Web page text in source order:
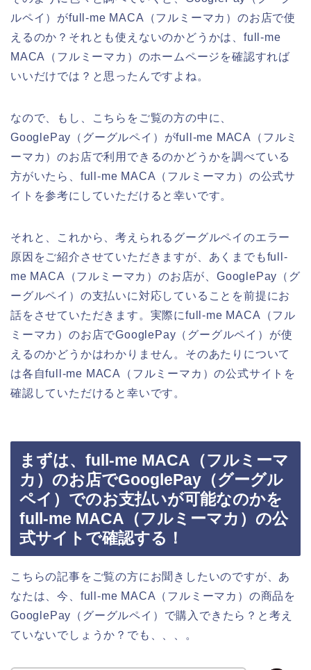
ルペイ）がfull-me MACA（フルミーマカ）のお店で使
えるのか？それとも使えないのかどうかは、full-me
MACA（フルミーマカ）のホームページを確認すれば
いいだけでは？と思ったんですよね。
なので、もし、こちらをご覧の方の中に、
GooglePay（グーグルペイ）がfull-me MACA（フルミ
ーマカ）のお店で利用できるのかどうかを調べている
方がいたら、full-me MACA（フルミーマカ）の公式サ
イトを参考にしていただけると幸いです。
それと、これから、考えられるグーグルペイのエラー
原因をご紹介させていただきますが、あくまでもfull-
me MACA（フルミーマカ）のお店が、GooglePay（グ
ーグルペイ）の支払いに対応していることを前提にお
話をさせていただきます。実際にfull-me MACA（フル
ミーマカ）のお店でGooglePay（グーグルペイ）が使
えるのかどうかはわかりません。そのあたりについて
は各自full-me MACA（フルミーマカ）の公式サイトを
確認していただけると幸いです。
まずは、full-me MACA（フルミーマ
カ）のお店でGooglePay（グーグル
ペイ）でのお支払いが可能なのかを
full-me MACA（フルミーマカ）の公
式サイトで確認する！
こちらの記事をご覧の方にお聞きしたいのですが、あ
なたは、今、full-me MACA（フルミーマカ）の商品を
GooglePay（グーグルペイ）で購入できたら？と考え
ていないでしょうか？でも、、、。